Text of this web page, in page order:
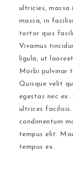
ultricies, massa
massa, in
tortor quis
Vivamus
ligula, ut
Morbi pulvinar
Quisque velit
egestas nec
ultrices
condimentum
tempus elit.
tempus ex.